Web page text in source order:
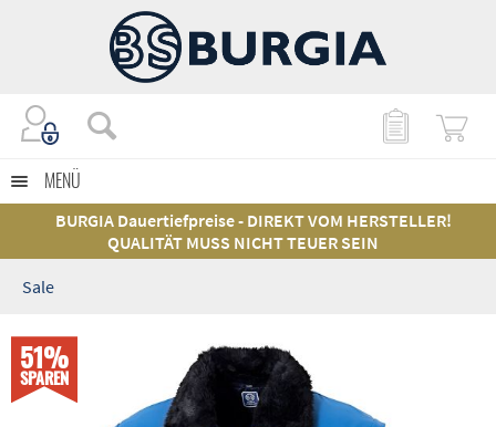
MENÜ
BURGIA Dauertiefpreise - DIREKT VOM HERSTELLER!
QUALITÄT MUSS NICHT TEUER SEIN
Sale
51%
SPAREN